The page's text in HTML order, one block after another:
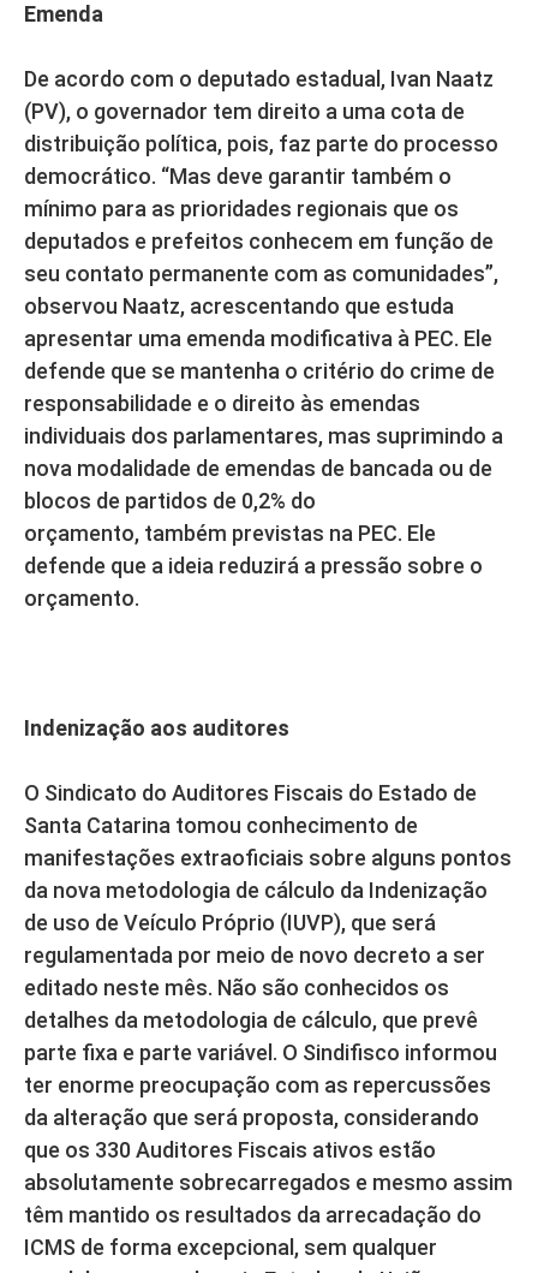
Emenda
De acordo com o deputado estadual, Ivan Naatz
(PV), o governador tem direito a uma cota de
distribuição política, pois, faz parte do processo
democrático. “Mas deve garantir também o
mínimo para as prioridades regionais que os
deputados e prefeitos conhecem em função de
seu contato permanente com as comunidades”,
observou Naatz, acrescentando que estuda
apresentar uma emenda modificativa à PEC. Ele
defende que se mantenha o critério do crime de
responsabilidade e o direito às emendas
individuais dos parlamentares, mas suprimindo a
nova modalidade de emendas de bancada ou de
blocos de partidos de 0,2% do
orçamento, também previstas na PEC. Ele
defende que a ideia reduzirá a pressão sobre o
orçamento.
Indenização aos auditores
O Sindicato do Auditores Fiscais do Estado de
Santa Catarina tomou conhecimento de
manifestações extraoficiais sobre alguns pontos
da nova metodologia de cálculo da Indenização
de uso de Veículo Próprio (IUVP), que será
regulamentada por meio de novo decreto a ser
editado neste mês. Não são conhecidos os
detalhes da metodologia de cálculo, que prevê
parte fixa e parte variável. O Sindifisco informou
ter enorme preocupação com as repercussões
da alteração que será proposta, considerando
que os 330 Auditores Fiscais ativos estão
absolutamente sobrecarregados e mesmo assim
têm mantido os resultados da arrecadação do
ICMS de forma excepcional, sem qualquer